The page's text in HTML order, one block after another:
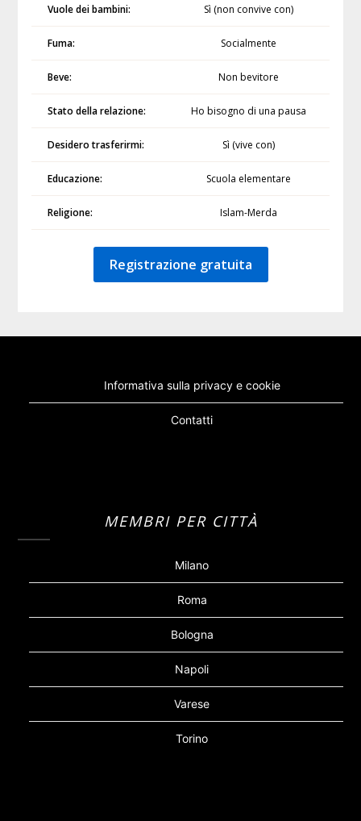
Vuole dei bambini: Sì (non convive con)
Fuma: Socialmente
Beve: Non bevitore
Stato della relazione: Ho bisogno di una pausa
Desidero trasferirmi: Sì (vive con)
Educazione: Scuola elementare
Religione: Islam-Merda
Registrazione gratuita
Informativa sulla privacy e cookie
Contatti
MEMBRI PER CITTÀ
Milano
Roma
Bologna
Napoli
Varese
Torino